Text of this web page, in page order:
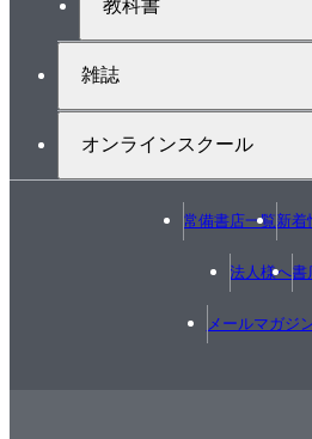
教科書
雑誌
オンラインスクール
常備書店一覧新着
法人様へ書
メールマガジ